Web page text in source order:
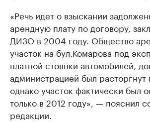
«Речь идет о взыскании
арендную плату по договору,
ДИЗО в 2004 году. Общество
участок на бул.Комарова под
платной стоянки автомобилей,
администрацией был расторгнут
однако участок фактически был
только в 2012 году», — пояснил
редакции.